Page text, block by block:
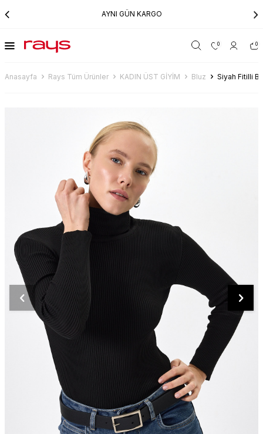
AYNI GÜN KARGO
0 0
Anasayfa Rays Tüm Ürünler KADIN ÜST GİYİM Bluz Siyah Fitilli